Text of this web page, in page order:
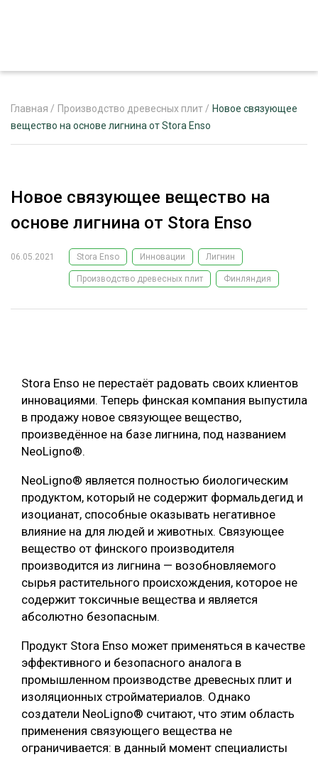
РЕКЛАМОДАТЕЛЯМ
ЛЕСНОЕ ХОЗЯЙСТВО
ЛЕСОЗАГОТОВКА
БИОЭНЕРГЕТИКА
ЛЕСОВОССТАНОВЛЕНИЕ И ЗАЩИТА
ЛОГИСТИКА
КОМПЛЕКСНАЯ ПЕРЕРАБОТКА
ЛЕСОПИЛЕНИЕ
ДЕРЕВЯННОЕ ДОМОСТРОЕНИЕ
БЕЗОПАСНОЕ ПРОИЗВОДСТВО
СУШКА ДРЕВЕСИНЫ
МЕБЕЛЬНОЕ ПРОИЗВОДСТВО
ПОДБОРКИ СТАТЕЙ
Главная / Производство древесных плит / Новое связующее
вещество на основе лигнина от Stora Enso
Новое связующее вещество на
основе лигнина от Stora Enso
06.05.2021 Stora Enso Инновации Лигнин
Производство древесных плит Финляндия
Stora Enso не перестаёт радовать своих клиентов
инновациями. Теперь финская компания выпустила
в продажу новое связующее вещество,
произведённое на базе лигнина, под названием
NeoLigno®.
NeoLigno® является полностью биологическим
продуктом, который не содержит формальдегид и
изоцианат, способные оказывать негативное
влияние на для людей и животных. Связующее
вещество от финского производителя
производится из лигнина — возобновляемого
сырья растительного происхождения, которое не
содержит токсичные вещества и является
абсолютно безопасным.
Продукт Stora Enso может применяться в качестве
эффективного и безопасного аналога в
промышленном производстве древесных плит и
изоляционных стройматериалов. Однако
создатели NeoLigno® считают, что этим область
применения связующего вещества не
ограничивается: в данный момент специалисты